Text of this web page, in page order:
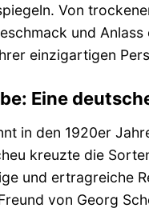
Von
und
einzigartigen
Eine
in den 1920er
kreuzte die
und ertragreiche
von Georg